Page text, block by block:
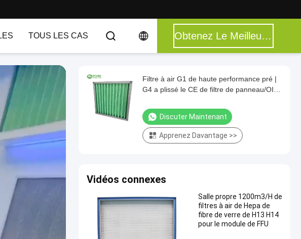
TOUS LES CAS Obtenez Le Meilleur Prix
Filtre à air G1 de haute performance pré |
G4 a plissé le CE de filtre de panneau/OIN
Discuter Maintenant
Apprenez Davantage >>
Vidéos connexes
Salle propre 1200m3/H de
filtres à air de Hepa de
fibre de verre de H13 H14
pour le module de FFU